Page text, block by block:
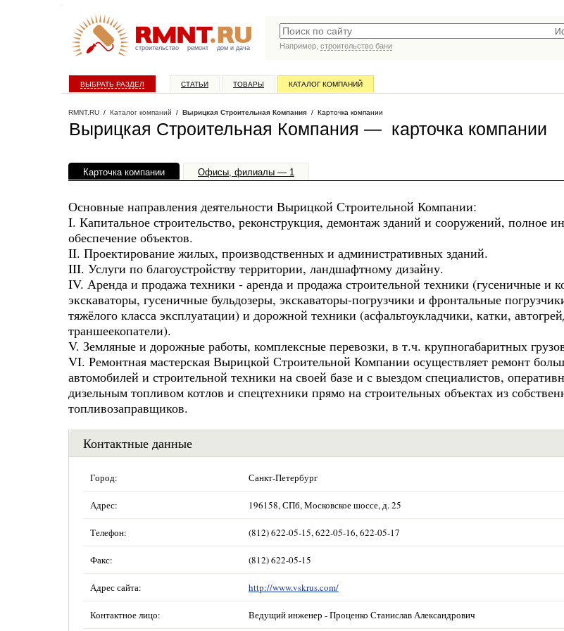
строительство ремонт дом и дача
Например, строительство бани
ВЫБРАТЬ РАЗДЕЛ СТАТЬИ ТОВАРЫ КАТАЛОГ КОМПАНИЙ
RMNT.RU / Каталог компаний / Вырицкая Строительная Компания / Карточка компании
Вырицкая Строительная Компания — карточка компании
Карточка компании Офисы, филиалы — 1
Основные направления деятельности Вырицкой Строительной Компании:
I. Капитальное строительство, реконструкция, демонтаж зданий и сооружений, полное
обеспечение объектов.
II. Проектирование жилых, производственных и административных зданий.
III. Услуги по благоустройству территории, ландшафтному дизайну.
IV. Аренда и продажа техники - аренда и продажа строительной техники (гусеничные и
экскаваторы, гусеничные бульдозеры, экскаваторы-погрузчики и фронтальные
тяжёлого класса эксплуатации) и дорожной техники (асфальтоукладчики, катки,
траншеекопатели).
V. Земляные и дорожные работы, комплексные перевозки, в т.ч. крупногабаритных
VI. Ремонтная мастерская Вырицкой Строительной Компании осуществляет ремонт
автомобилей и строительной техники на своей базе и с выездом специалистов,
дизельным топливом котлов и спецтехники прямо на строительных объектах из
топливозаправщиков.
Контактные данные
Город: Санкт-Петербург
Адрес: 196158, СПб, Московское шоссе, д. 25
Телефон: (812) 622-05-15, 622-05-16, 622-05-17
Факс: (812) 622-05-15
Адрес сайта: http://www.vskrus.com/
Контактное лицо: Ведущий инженер - Проценко Станислав Александрович